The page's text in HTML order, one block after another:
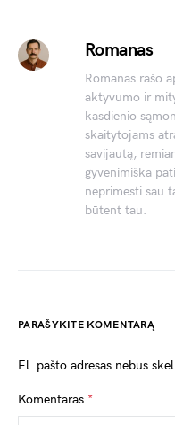
Romanas
Romanas rašo
aktyvumo ir
kasdienio
skaitytojams
savijautą,
gyvenimiška
neprimesti sau
būtent tau.
PARAŠYKITE KOMENTARĄ
El. pašto adresas nebus
Komentaras *